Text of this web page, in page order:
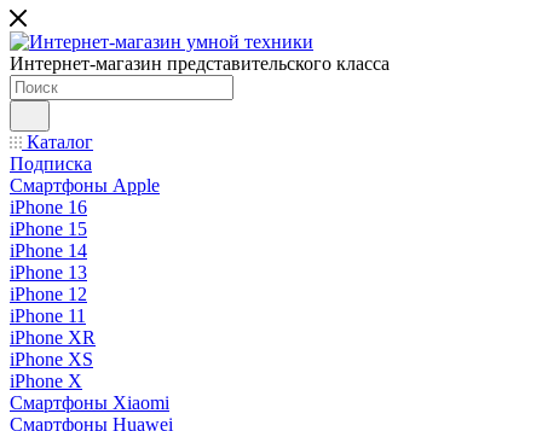
Интернет-магазин представительского класса
Каталог
Подписка
Смартфоны Apple
iPhone 16
iPhone 15
iPhone 14
iPhone 13
iPhone 12
iPhone 11
iPhone XR
iPhone XS
iPhone X
Смартфоны Xiaomi
Смартфоны Huawei